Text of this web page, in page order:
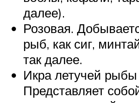
далее).
Розовая.
рыб, как сиг,
так далее.
Икра летучей рыбы
Представляет